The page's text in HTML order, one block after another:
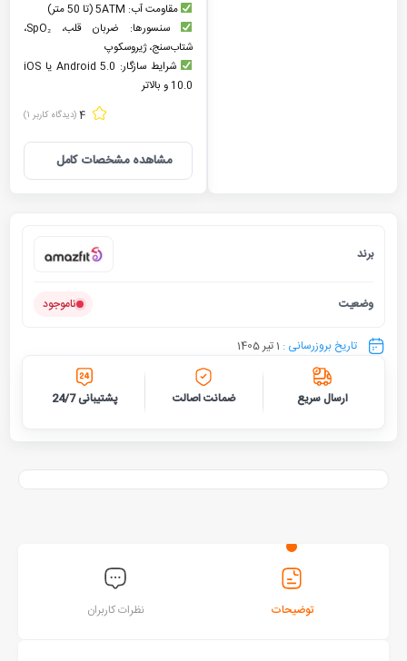
مقاومت آب: 5ATM (تا 50 متر)
سنسورها: ضربان قلب، SpO₂،
شتاب‌سنج، ژیروسکوپ
شرایط سازگار: Android 5.0 یا iOS
10.0 و بالاتر
4(دیدگاه کاربر 1
)
مشاهده مشخصات کامل
برند
وضعیت ناموجود
تاریخ بروزرسانی : 1 تیر 1405
ارسال سریع ضمانت اصالت پشتیبانی 24/7
توضیحات نظرات کاربران